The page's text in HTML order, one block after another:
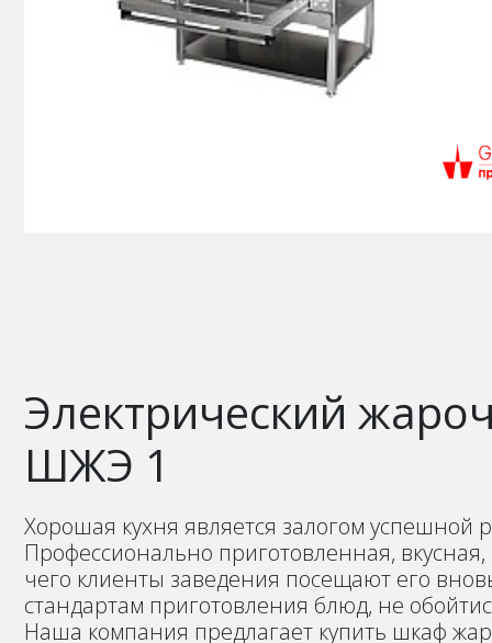
Электрический
ШЖЭ 1
Хорошая кухня является залогом
Профессионально приготовленная,
чего клиенты заведения посещают его
стандартам приготовления блюд, не
Наша компания предлагает купить шкаф